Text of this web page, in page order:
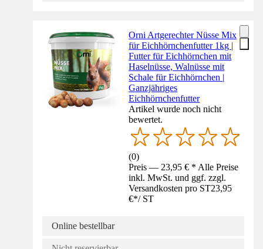
Orni Artgerechter Nüsse Mix
für Eichhörnchenfutter 1kg |
Futter für Eichhörnchen mit
Haselnüsse, Walnüsse mit
Schale für Eichhörnchen |
Ganzjähriges
Eichhörnchenfutter
Artikel wurde noch nicht
bewertet.
(0)
Preis — 23,95 € * Alle Preise
inkl. MwSt. und ggf. zzgl.
Versandkosten pro ST23,95
€*/ ST
Online bestellbar